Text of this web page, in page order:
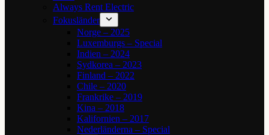
Always Rent Electric
Fokusländer
Norge – 2025
Luxemburgs – Special
Indien – 2024
Sydkorea – 2023
Finland – 2022
Chile – 2020
Frankrike – 2019
Kina – 2018
Kalifornien – 2017
Nederländerna – Special